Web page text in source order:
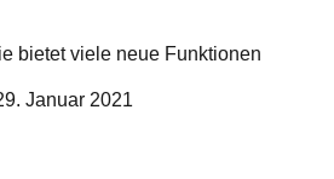
bietet viele neue Funktionen
Januar 2021